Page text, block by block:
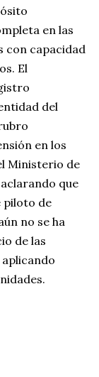
en las
con capacidad
El
del
en los
Ministerio de
que
piloto de
no se ha
de las